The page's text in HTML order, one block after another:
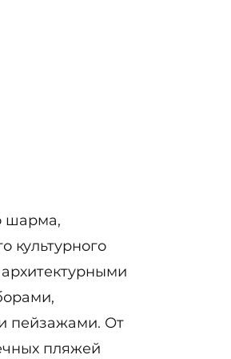
шарма,
культурного
пейзажами. От
пляжей